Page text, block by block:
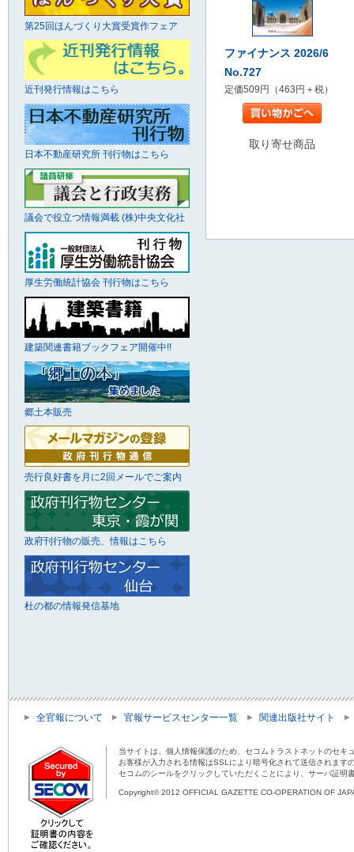
ファイナンス 2026/6
No.727
定価509円（463円＋税）
取り寄せ商品
第25回ほんづくり大賞受賞作フェア
近刊発行情報はこちら
日本不動産研究所 刊行物はこちら
議会で役立つ情報満載 (株)中央文化社
厚生労働統計協会 刊行物はこちら
建築関連書籍ブックフェア開催中!!
郷土本販売
売行良好書を月に2回メールでご案内
政府刊行物の販売、情報はこちら
杜の都の情報発信基地
全官報について 官報サービスセンター一覧 関連出版社サイト
当サイトは、個人情報保護のため、セコムトラストネットのセキ
お客様が入力される情報はSSLにより暗号化されて送信されま
セコムのシールをクリックしていただくことにより、サーバ証明
Copyright© 2012 OFFICIAL GAZETTE CO-OPERATION OF